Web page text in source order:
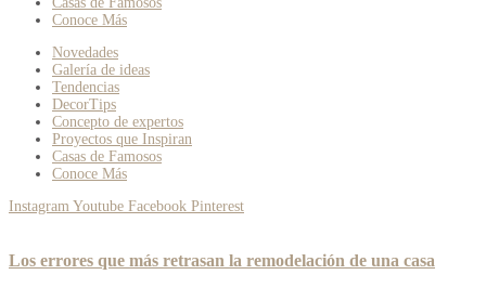
Conoce Más
Novedades
Galería de ideas
Tendencias
DecorTips
Concepto de expertos
Proyectos que Inspiran
Casas de Famosos
Conoce Más
Instagram Youtube Facebook Pinterest
Los errores que más retrasan la remodelación de una casa